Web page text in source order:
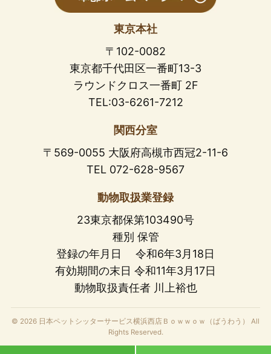
東京本社
〒102-0082
東京都千代田区一番町13-3
ラウンドクロス一番町 2F
TEL:03-6261-7212
関西分室
〒569-0055 大阪府高槻市西冠2-11-6
TEL 072-628-9567
動物取扱業登録
23東京都保第103490号
種別 保管
登録の年月日 令和6年3月18日
有効期間の末日 令和11年3月17日
動物取扱責任者 川上裕也
© 2026 日本ペットシッターサービス横浜西店Ｂｏｗｗｏｗ（ばうわう） All
Rights Reserved.